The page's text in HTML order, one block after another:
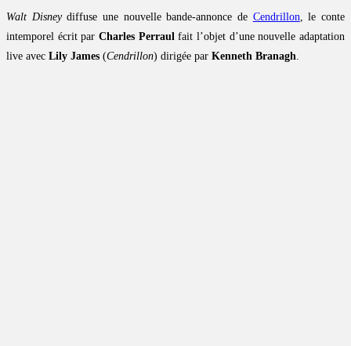
Walt Disneydiffuse une nouvelle bande-annonce de Cendrillon, le conte
intemporel écrit par Charles Perraulfait l’objet d’une nouvelle adaptation
live avec Lily James (Cendrillon) dirigée par Kenneth Branagh.